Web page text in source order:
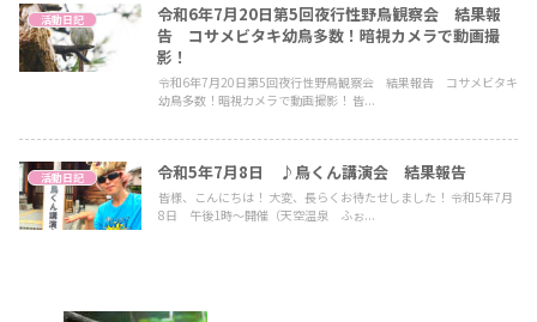
活動日記
令和6年7月20日第5回夜行性野鳥観察会 結果報
告 コサメビタキ幼鳥多数！暗視カメラで動画撮
影！
令和6年7月20日第5回夜行性野鳥観察会 結果報告 コサメビタキ
幼鳥多数！暗視カメラで動画撮影！ 皆...
活動日記 令和5年7月8日 ♪鳥くん講演会 結果報告
皆様、こんにちは！ 大変、長らくお待たせしました！ 令和5年7月
8日 午後1時～開催（天空温泉 ふぉ...